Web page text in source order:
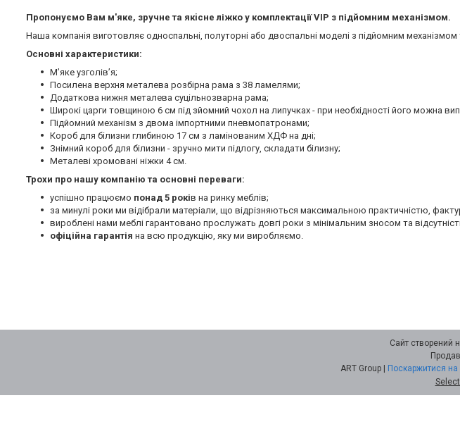
Пропонуємо Вам м'яке, зручне та якiсне ліжко у комплектації VIP з підйомним механізмом.
Наша компанія виготовляє односпальні, полуторні або двоспальні моделі з підйомним
Основні характеристики:
М’яке узголів’я;
Посилена верхня металева розбірна рама з 38 ламелями;
Додаткова нижня металева суцільнозварна рама;
Широкі царги товщиною 6 см під зйомний чохол на липучках - при необхідності його можна
Підйомний механізм з двома імпортними пневмопатронами;
Короб для білизни глибиною 17 см з ламінованим ХДФ на дні;
Знімний короб для білизни - зручно мити підлогу, складати білизну;
Металеві хромовані ніжки 4 см.
Трохи про нашу компанію та основні переваги:
успішно працюємо понад 5 років на ринку меблів;
за минулі роки ми відібрали матеріали, що відрізняються максимальною практичністю,
вироблені нами меблі гарантовано прослужать довгі роки з мінімальним зносом та
офіційна гарантія на всю продукцію, яку ми виробляємо.
Сайт створений
Поскаржитися на